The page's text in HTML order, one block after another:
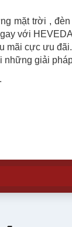
mặt trời ,
với
mãi cực ưu đãi.
giải